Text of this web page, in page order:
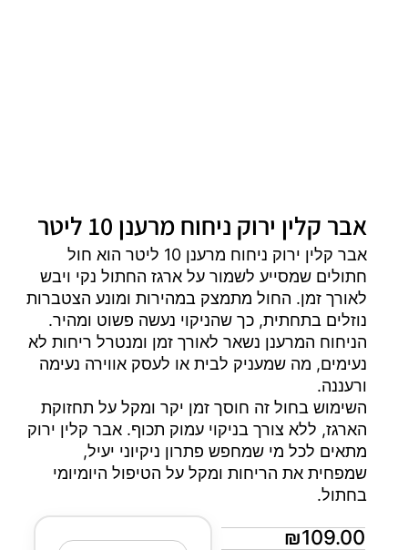
אבר קלין ירוק ניחוח מרענן 10 ליטר
אבר קלין ירוק ניחוח מרענן 10 ליטר הוא חול
חתולים שמסייע לשמור על ארגז החתול נקי ויבש
לאורך זמן. החול מתמצק במהירות ומונע הצטברות
נוזלים בתחתית, כך שהניקוי נעשה פשוט ומהיר.
הניחוח המרענן נשאר לאורך זמן ומנטרל ריחות לא
נעימים, מה שמעניק לבית או לעסק אווירה נעימה
ורעננה.
השימוש בחול זה חוסך זמן יקר ומקל על תחזוקת
הארגז, ללא צורך בניקוי עמוק תכוף. אבר קלין ירוק
מתאים לכל מי שמחפש פתרון ניקיוני יעיל,
שמפחית את הריחות ומקל על הטיפול היומיומי
בחתול.
₪109.00